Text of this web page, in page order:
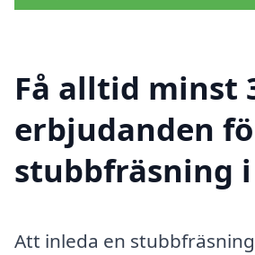
Få alltid minst
erbjudanden
stubbfräsning
Att inleda en